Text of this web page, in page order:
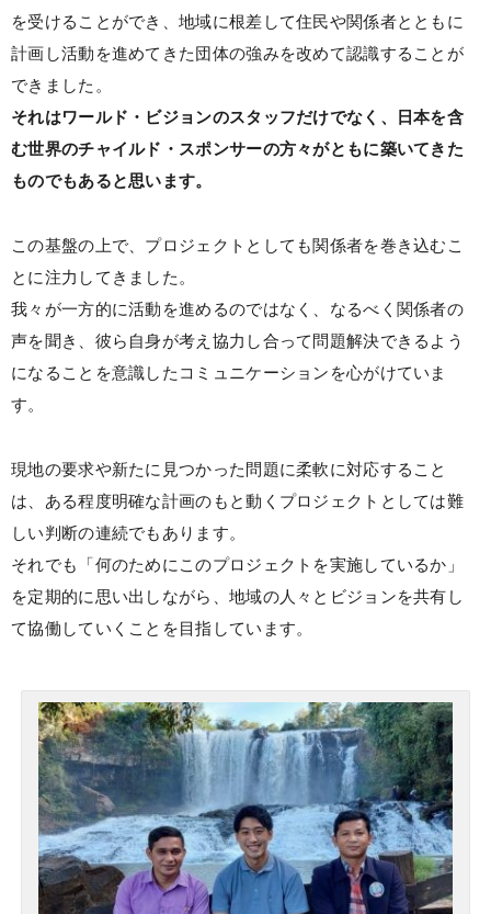
を受けることができ、地域に根差して住民や関係者とともに
計画し活動を進めてきた団体の強みを改めて認識することが
できました。
それはワールド・ビジョンのスタッフだけでなく、日本を含
む世界のチャイルド・スポンサーの方々がともに築いてきた
ものでもあると思います。
この基盤の上で、プロジェクトとしても関係者を巻き込むこ
とに注力してきました。
我々が一方的に活動を進めるのではなく、なるべく関係者の
声を聞き、彼ら自身が考え協力し合って問題解決できるよう
になることを意識したコミュニケーションを心がけていま
す。
現地の要求や新たに見つかった問題に柔軟に対応すること
は、ある程度明確な計画のもと動くプロジェクトとしては難
しい判断の連続でもあります。
それでも「何のためにこのプロジェクトを実施しているか」
を定期的に思い出しながら、地域の人々とビジョンを共有し
て協働していくことを目指しています。